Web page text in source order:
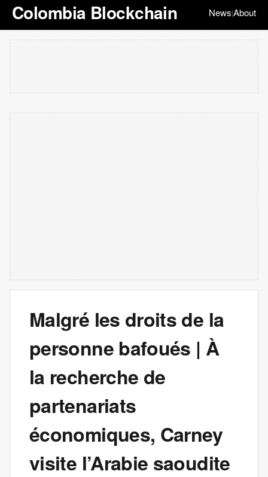
Colombia Blockchain News|About
Malgré les droits de la
personne bafoués | À
la recherche de
partenariats
économiques, Carney
visite l’Arabie saoudite